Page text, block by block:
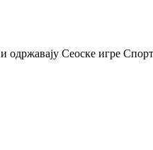
Сеоске игре